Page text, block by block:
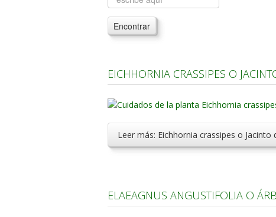
Encontrar
EICHHORNIA CRASSIPES O
Leer más: Eichhornia crassipes o
ELAEAGNUS ANGUSTIFOLIA O